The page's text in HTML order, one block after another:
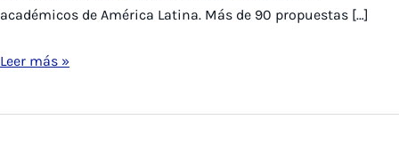
académicos de América Latina. Más de 90 propuestas […]
Lab
Ediciones
Leer más »